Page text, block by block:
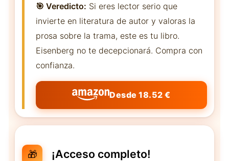
🎯 Veredicto: Si eres lector serio que
invierte en literatura de autor y valoras la
prosa sobre la trama, este es tu libro.
Eisenberg no te decepcionará. Compra con
confianza.
Desde 18.52 €
🎁 ¡Acceso completo!